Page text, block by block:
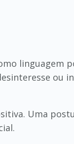
linguagem
ou
Uma